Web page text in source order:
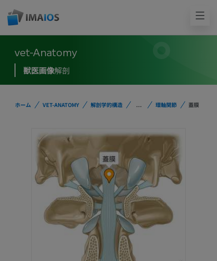
vet-Anatomy
獣医画像解剖
ホーム VET-ANATOMY 解剖学的構造 ... 環軸関節 蓋膜